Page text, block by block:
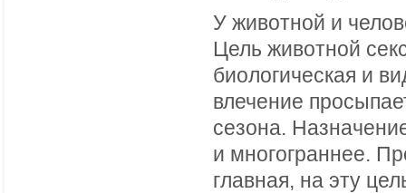
У животной и
Цель животной
биологическая и
влечение
сезона.
и многограннее.
главная, на эту